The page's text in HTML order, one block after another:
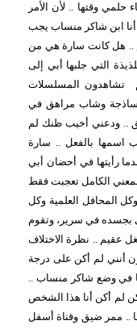
حلمي وقتها .. لأن الأمر
أنا ابن شاكر منساب يجب
.. هل كانت سارة هي من
التي جلبها أبي إلى
تشاهدون المسلسلات
ساذجة وشاب مراهق في
.. ودعني أخيب ظنك لم
اسمها بالفعل .. سارة
رأيتها في أحضان أبي
الكامل تعجبت فقط
المحافل العلمية وكل
بجسده في سرير، وتقوم
عقيم .. نظرة الاختلاف
أنني لم أكن على درجة
في وضع شاكر منساب ..
لم أكن أنا هذا الشخص
.. ممر ضيق وقناة أسفل